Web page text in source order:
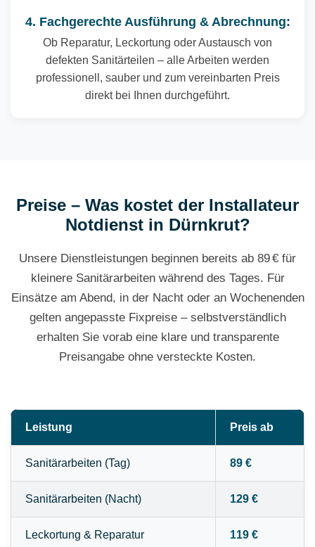
4. Fachgerechte Ausführung & Abrechnung:
Ob Reparatur, Leckortung oder Austausch von
defekten Sanitärteilen – alle Arbeiten werden
professionell, sauber und zum vereinbarten Preis
direkt bei Ihnen durchgeführt.
Preise – Was kostet der Installateur
Notdienst in Dürnkrut?
Unsere Dienstleistungen beginnen bereits ab 89 € für
kleinere Sanitärarbeiten während des Tages. Für
Einsätze am Abend, in der Nacht oder an Wochenenden
gelten angepasste Fixpreise – selbstverständlich
erhalten Sie vorab eine klare und transparente
Preisangabe ohne versteckte Kosten.
Leistung Preis ab
Sanitärarbeiten (Tag) 89 €
Sanitärarbeiten (Nacht) 129 €
Leckortung & Reparatur 119 €